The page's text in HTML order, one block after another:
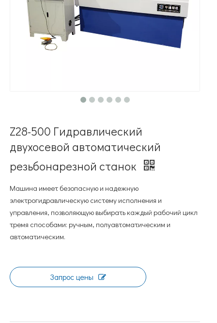
Z28-500 Гидравлический
двухосевой автоматический
резьбонарезной станок
Машина имеет безопасную и надежную
электрогидравлическую систему исполнения и
управления, позволяющую выбирать каждый рабочий цикл
тремя способами: ручным, полуавтоматическим и
автоматическим.
Запрос цены